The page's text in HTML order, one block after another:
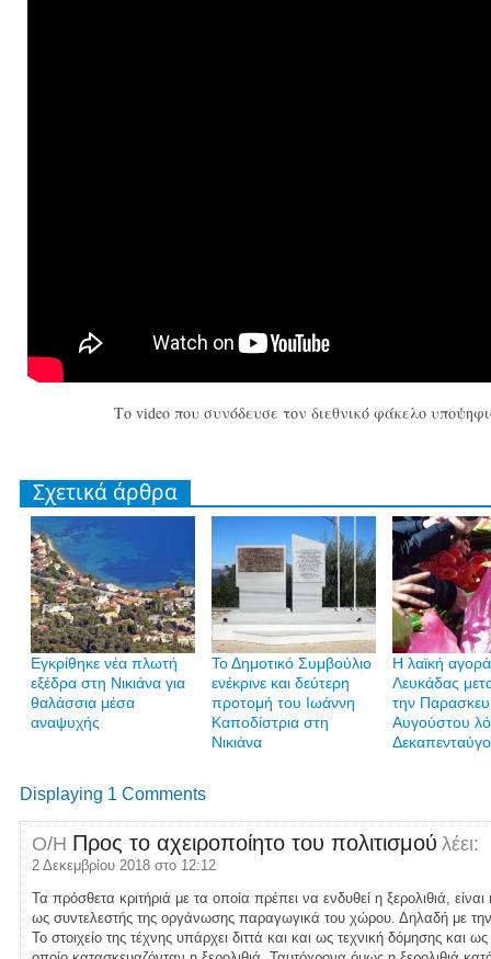
Το video που συνόδευσε τον διεθνικό φάκελο
Σχετικά άρθρα
Εγκρίθηκε νέα πλωτή
εξέδρα στη Νικιάνα για
θαλάσσια μέσα
αναψυχής
Το Δημοτικό Συμβούλιο
ενέκρινε και δεύτερη
προτομή του Ιωάννη
Καποδίστρια στη
Νικιάνα
Η λαϊκή
Λευκάδας
την
Αυγούστου
Displaying 1 Comments
Ο/Η Προς το αχειροποίητο του πολιτισμού λέει:
2 Δεκεμβρίου 2018 στο 12:12
Τα πρόσθετα κριτήριά με τα οποία πρέπει να ενδυθεί η ξερολιθιά, είναι
ως συντελεστής της οργάνωσης παραγωγικά του χώρου. Δηλαδή με την
Το στοιχείο της τέχνης υπάρχει διττά και και ως τεχνική δόμησης και